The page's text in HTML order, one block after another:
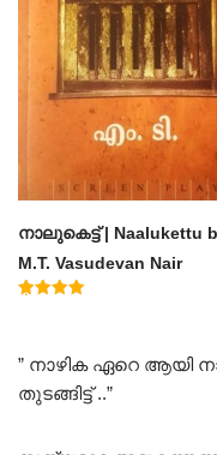
നാലുകെട്ട് | Naalukettu
M.T. Vasudevan Nair
” നാഴിക ഏറെ ആയി
തുടങ്ങിട്ട് ..”